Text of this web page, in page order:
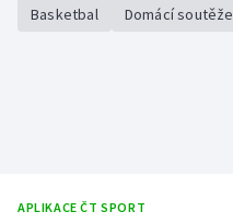
Rychlobruslení
Basketbal Domácí soutěže
APLIKACE ČT SPORT